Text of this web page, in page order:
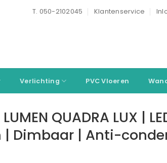
T. 050-2102045 Klantenservice
Verlichting PVC Vloeren
QUADRA LUX |
| Dimbaar | Anti-